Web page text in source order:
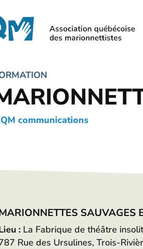
communications
SAUVAGES
: La Fabrique de théâtre
Rue des Ursulines, Trois-